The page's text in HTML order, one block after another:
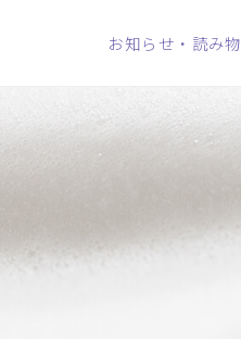
お知らせ・読み物